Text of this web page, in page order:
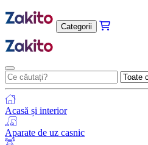
Categorii
Acasă și interior
Aparate de uz casnic